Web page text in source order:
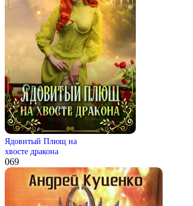
Ядовитый Плющ на
хвосте дракона
069